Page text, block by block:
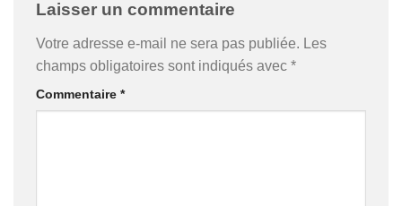
Laisser un commentaire
Votre adresse e-mail ne sera pas publiée. Les
champs obligatoires sont indiqués avec *
Commentaire *